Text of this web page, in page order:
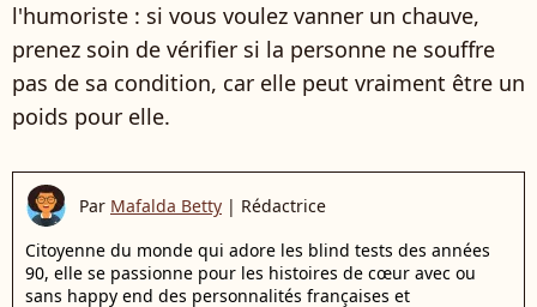
l'humoriste : si vous voulez vanner un chauve,
prenez soin de vérifier si la personne ne souffre
pas de sa condition, car elle peut vraiment être un
poids pour elle.
Par Mafalda Betty | Rédactrice
Citoyenne du monde qui adore les blind tests des années
90, elle se passionne pour les histoires de cœur avec ou
sans happy end des personnalités françaises et